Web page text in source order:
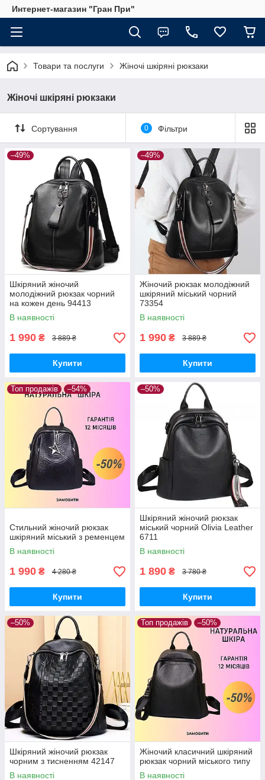
Интернет-магазин "Гран При"
Товари та послуги Жіночі шкіряні рюкзаки
Жіночі шкіряні рюкзаки
Сортування 0 Фільтри
–49%
Шкіряний жіночий
молодіжний рюкзак чорний
на кожен день 94413
В наявності
1 990 ₴ 3 889 ₴
Купити
–49%
Жіночий рюкзак молодіжний
шкіряний міський чорний
73354
В наявності
1 990 ₴ 3 889 ₴
Купити
Топ продажів –54%
Стильний жіночий рюкзак
шкіряний міський з ременцем
В наявності
1 990 ₴ 4 280 ₴
Купити
–50%
Шкіряний жіночий рюкзак
міський чорний Olivia Leather
6711
В наявності
1 890 ₴ 3 780 ₴
Купити
–50%
Шкіряний жіночий рюкзак
чорним з тисненням 42147
В наявності
Топ продажів –50%
Жіночий класичний шкіряний
рюкзак чорний міського типу
В наявності